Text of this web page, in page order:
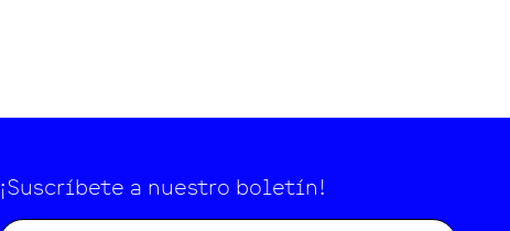
¡Suscríbete a nuestro boletín!